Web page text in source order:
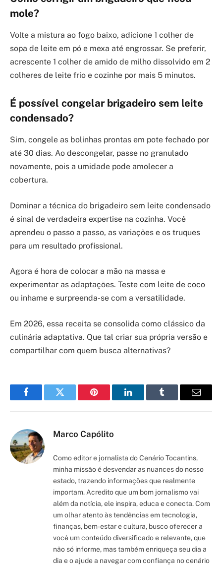
mole?
Volte a mistura ao fogo baixo, adicione 1 colher de
sopa de leite em pó e mexa até engrossar. Se preferir,
acrescente 1 colher de amido de milho dissolvido em 2
colheres de leite frio e cozinhe por mais 5 minutos.
É possível congelar brigadeiro sem leite
condensado?
Sim, congele as bolinhas prontas em pote fechado por
até 30 dias. Ao descongelar, passe no granulado
novamente, pois a umidade pode amolecer a
cobertura.
Dominar a técnica do brigadeiro sem leite condensado
é sinal de verdadeira expertise na cozinha. Você
aprendeu o passo a passo, as variações e os truques
para um resultado profissional.
Agora é hora de colocar a mão na massa e
experimentar as adaptações. Teste com leite de coco
ou inhame e surpreenda-se com a versatilidade.
Em 2026, essa receita se consolida como clássico da
culinária adaptativa. Que tal criar sua própria versão e
compartilhar com quem busca alternativas?
FacebookTwitter Pinterest LinkedInTumblr Email
Marco Capólito
Como editor e jornalista do Cenário Tocantins,
minha missão é desvendar as nuances do nosso
estado, trazendo informações que realmente
importam. Acredito que um bom jornalismo vai
além da notícia, ele inspira, educa e conecta. Com
um olhar atento às tendências em tecnologia,
finanças, bem-estar e cultura, busco oferecer a
você um conteúdo diversificado e relevante, que
não só informe, mas também enriqueça seu dia a
dia e o ajude a navegar com confiança no cenário